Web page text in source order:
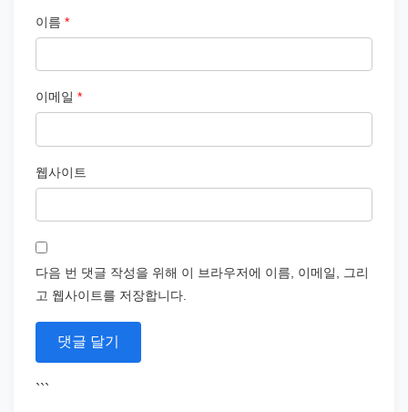
이름 *
이메일 *
웹사이트
다음 번 댓글 작성을 위해 이 브라우저에 이름, 이메일, 그리
고 웹사이트를 저장합니다.
```